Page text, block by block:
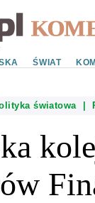
ŚWIAT
światowa|